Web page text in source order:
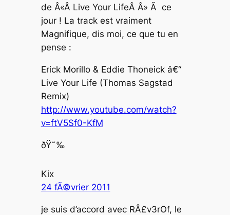
de Â«Â Live Your LifeÂ Â» Ã ce
jour ! La track est vraiment
Magnifique, dis moi, ce que tu en
pense :
Erick Morillo & Eddie Thoneick â€“
Live Your Life (Thomas Sagstad
Remix)
http://www.youtube.com/watch?
v=ftV5Sf0-KfM
ðŸ˜‰
Kix
24 fÃ©vrier 2011
je suis d’accord avec RÂ£v3rOf, le